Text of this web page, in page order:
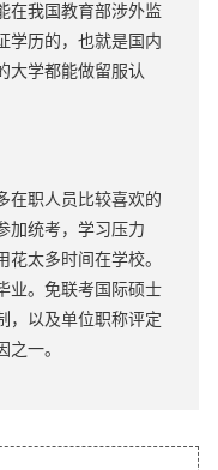
在我国教育部涉外监
学历的，也就是国内
大学都能做留服认
在职人员比较喜欢的
加统考，学习压力
太多时间在学校。
业。免联考国际硕士
，以及单位职称评定
一。